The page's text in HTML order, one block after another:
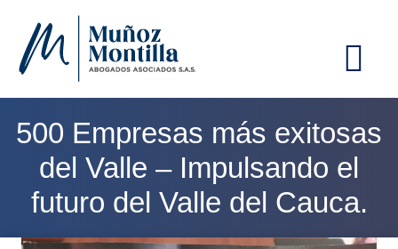
500 Empresas más exitosas
del Valle – Impulsando el
futuro del Valle del Cauca.